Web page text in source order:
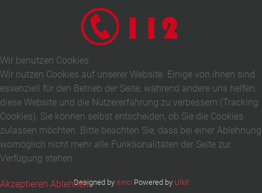
Designed by sinci Powered by Ulkit
Wir benutzen Cookies
Wir nutzen Cookies auf unserer Website. Einige von ihnen sind
essenziell für den Betrieb der Seite, während andere uns helfen,
diese Website und die Nutzererfahrung zu verbessern (Tracking
Cookies). Sie können selbst entscheiden, ob Sie die Cookies
zulassen möchten. Bitte beachten Sie, dass bei einer Ablehnung
womöglich nicht mehr alle Funktionalitäten der Seite zur
Verfügung stehen.
Akzeptieren Ablehnen